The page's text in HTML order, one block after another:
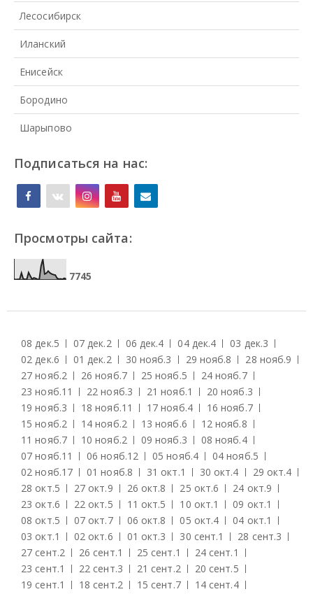
Лесосибирск
Иланский
Енисейск
Бородино
Шарыпово
Подписаться на нас:
Просмотры сайта:
7745
08 дек.5 07 дек.2 06 дек.4 04 дек.4 03 дек.3
02 дек.6 01 дек.2 30 нояб.3 29 нояб.8 28 нояб.9
27 нояб.2 26 нояб.7 25 нояб.5 24 нояб.7
23 нояб.11 22 нояб.3 21 нояб.1 20 нояб.3
19 нояб.3 18 нояб.11 17 нояб.4 16 нояб.7
15 нояб.2 14 нояб.2 13 нояб.6 12 нояб.8
11 нояб.7 10 нояб.2 09 нояб.3 08 нояб.4
07 нояб.11 06 нояб.12 05 нояб.4 04 нояб.5
02 нояб.17 01 нояб.8 31 окт.1 30 окт.4 29 окт.4
28 окт.5 27 окт.9 26 окт.8 25 окт.6 24 окт.9
23 окт.6 22 окт.5 11 окт.5 10 окт.1 09 окт.1
08 окт.5 07 окт.7 06 окт.8 05 окт.4 04 окт.1
03 окт.1 02 окт.6 01 окт.3 30 сент.1 28 сент.3
27 сент.2 26 сент.1 25 сент.1 24 сент.1
23 сент.1 22 сент.3 21 сент.2 20 сент.5
19 сент.1 18 сент.2 15 сент.7 14 сент.4